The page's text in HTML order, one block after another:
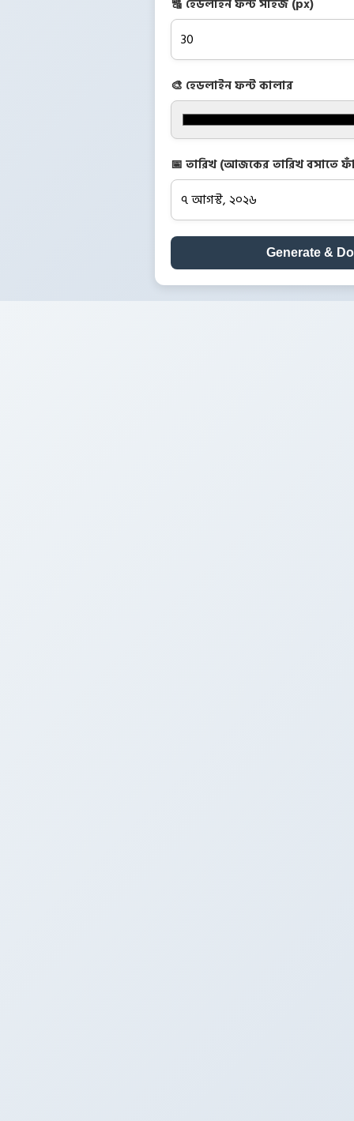
🔠 হেডলাইন ফন্ট সাইজ (px)
🎨 হেডলাইন ফন্ট কালার
📅 তারিখ (আজকের তারিখ বসাতে
Generate &